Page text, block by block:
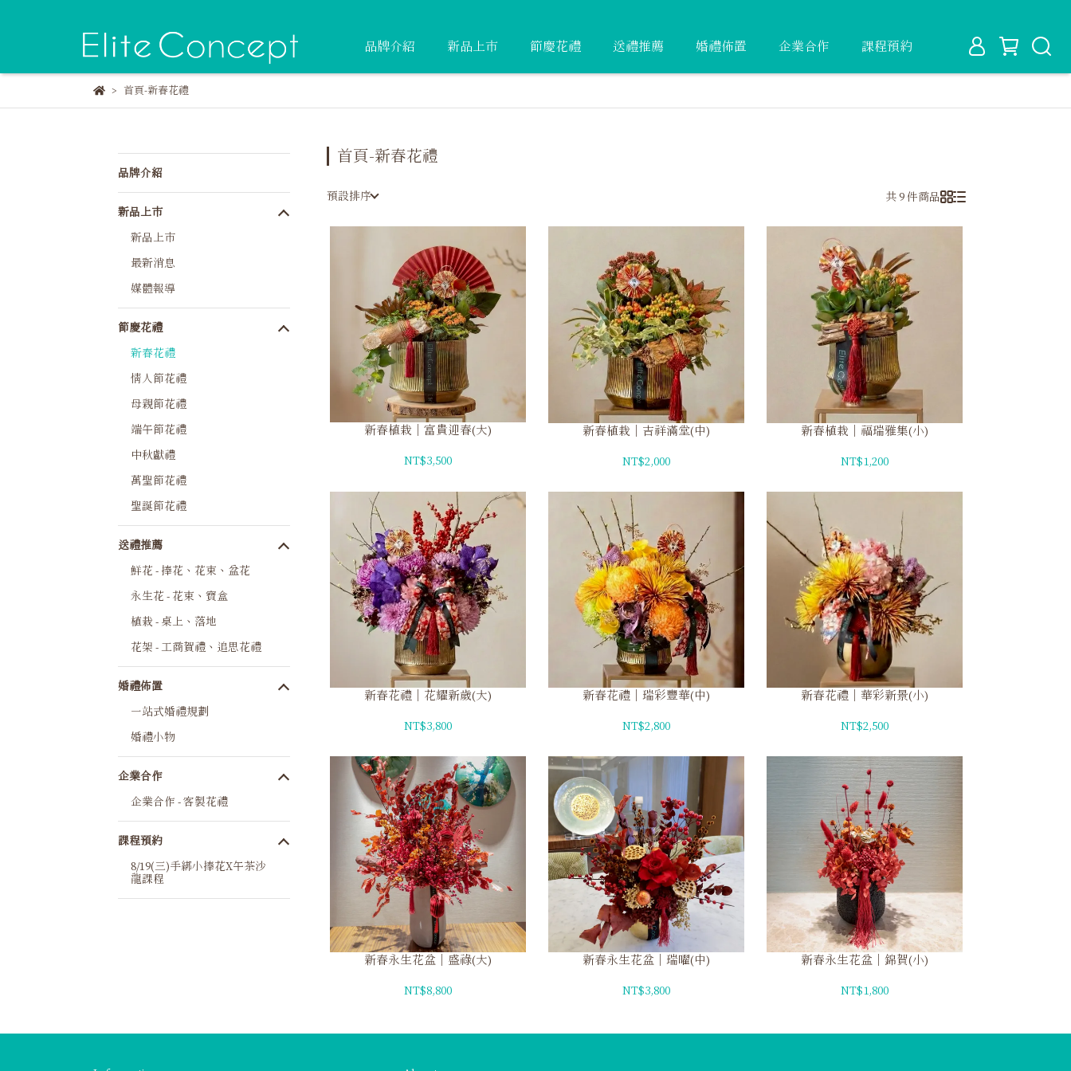
品牌介紹 新品上市 節慶花禮 送禮推薦 婚禮佈置 企業合作 課程預約
首頁-新春花禮
品牌介紹
新品上市
新品上市
最新消息
媒體報導
節慶花禮
新春花禮
情人節花禮
母親節花禮
端午節花禮
中秋獻禮
萬聖節花禮
聖誕節花禮
送禮推薦
鮮花 - 捧花、花束、盆花
永生花 - 花束、寶盒
植栽 - 桌上、落地
花架 - 工商賀禮、追思花禮
婚禮佈置
一站式婚禮規劃
婚禮小物
企業合作
企業合作 - 客製花禮
課程預約
8/19(三)手綁小捧花X午茶沙
龍課程
首頁-新春花禮
預設排序 共 9 件商品
新春植栽｜富貴迎春(大)
NT$3,500
新春植栽｜吉祥滿堂(中)
NT$2,000
新春植栽｜福瑞雅集(小)
NT$1,200
新春花禮｜花耀新歲(大)
NT$3,800
新春花禮｜瑞彩豐華(中)
NT$2,800
新春花禮｜華彩新景(小)
NT$2,500
新春永生花盆｜盛祿(大)
NT$8,800
新春永生花盆｜瑞曜(中)
NT$3,800
新春永生花盆｜錦賀(小)
NT$1,800